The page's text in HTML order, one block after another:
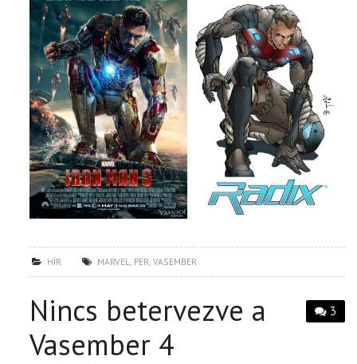
HÍR MARVEL PER ,VASEMBER
3
Nincs betervezve a
Vasember 4